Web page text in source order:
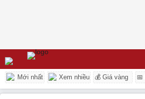
Mới nhất Xem nhiều 💰 Giá vàng 📅